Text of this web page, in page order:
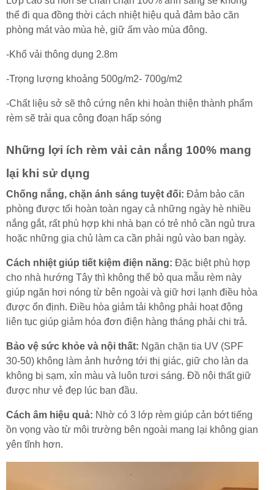
thể đi qua đồng thời cách nhiệt hiệu quả đảm bảo căn
phòng mát vào mùa hè, giữ ấm vào mùa đông.
-Khổ vải thông dụng 2.8m
-Trọng lượng khoảng 500g/m2- 700g/m2
-Chất liệu sở sẽ thô cứng nên khi hoàn thiện thành phẩm
rèm sẽ trải qua công đoạn hấp sóng
Những lợi ích rèm vải cản nắng 100% mang
lại khi sử dụng
Chống nắng, chặn ánh sáng tuyệt đối: Đảm bảo căn
phòng được tối hoàn toàn ngay cả những ngày hè nhiều
nắng gắt, rất phù hợp khi nhà bạn có trẻ nhỏ cần ngủ trưa
hoặc những gia chủ làm ca cần phải ngủ vào ban ngày.
Cách nhiệt giúp tiết kiệm điện năng: Đặc biệt phù hợp
cho nhà hướng Tây thì không thể bỏ qua mẫu rèm này
giúp ngăn hơi nóng từ bên ngoài và giữ hơi lạnh điều hòa
được ổn định. Điều hòa giảm tải không phải hoạt động
liên tục giúp giảm hóa đơn điện hàng tháng phải chi trả.
Bảo vệ sức khỏe và nội thất: Ngăn chặn tia UV (SPF
30-50) không làm ảnh hưởng tới thị giác, giữ cho làn da
không bị sạm, xỉn màu và luôn tươi sáng. Đồ nội thất giữ
được như vẻ đẹp lúc ban đầu.
Cách âm hiệu quả: Nhờ có 3 lớp rèm giúp cản bớt tiếng
ồn vọng vào từ môi trường bên ngoài mang lại không gian
yên tĩnh hơn.